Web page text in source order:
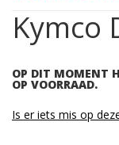
Kymco
OP DIT MOMENT
OP VOORRAAD.
Is er iets mis op